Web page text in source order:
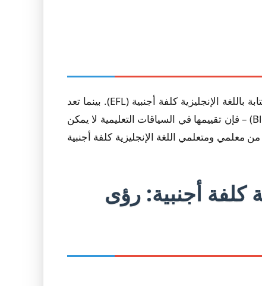
يتناول هذا البحث الفجوة الحرجة في تقييم نماذج اللغة الكبيرة (LLMs) عند نشرها كمعلمين خصوصيين في تعليم الكتابة باللغة الإنجليزية كلفة أجنبية (EFL). بينما تعد
نماذج اللغة الكبيرة بتقديم ملاحظات شخصية فورية وقابلة للتوسع – وهو معزز معروف لتحصيل الطلاب (Bloom، 1984) – فإن تقييمها في السياقات التعليمية لا يمكن
معلمي ومتعلمي اللغة الإنجليزية كلفة أجنبية
كلفة أجنبية: رؤى